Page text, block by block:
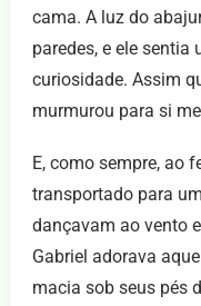
cama. A luz do
paredes, e ele
curiosidade. Assim
murmurou para si
E, como sempre, ao
transportado para
dançavam ao vento
Gabriel adorava
macia sob seus pés